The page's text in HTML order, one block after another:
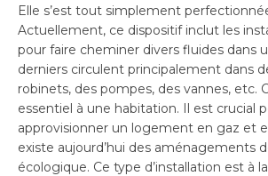
Elle s’est tout simplement
Actuellement, ce dispositif inclut les
pour faire cheminer divers fluides dans
derniers circulent principalement dans
robinets, des pompes, des vannes, etc.
essentiel à une habitation. Il est crucial
approvisionner un logement en gaz et
existe aujourd’hui des aménagements
écologique. Ce type d’installation est à